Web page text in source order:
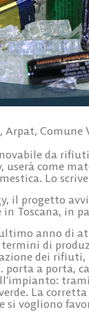
, Arpat, Comune
da rifiuti
userà come
Lo
il progetto
Toscana, in
anno di
di
dei rifiuti,
porta a porta,
La corretta
si vogliono